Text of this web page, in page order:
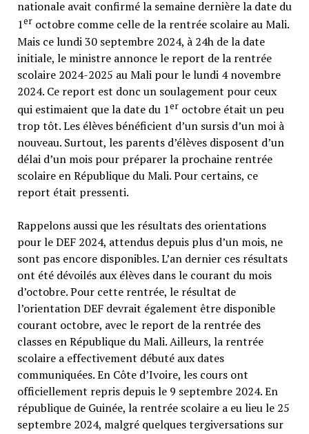
nationale avait confirmé la semaine dernière la date du
1eroctobre comme celle de la rentrée scolaire au Mali.
Mais ce lundi 30 septembre 2024, à 24h de la date
initiale, le ministre annonce le report de la rentrée
scolaire 2024-2025 au Mali pour le lundi 4 novembre
2024. Ce report est donc un soulagement pour ceux
qui estimaient que la date du 1eroctobre était un peu
trop tôt. Les élèves bénéficient d’un sursis d’un moi à
nouveau. Surtout, les parents d’élèves disposent d’un
délai d’un mois pour préparer la prochaine rentrée
scolaire en République du Mali. Pour certains, ce
report était pressenti.
Rappelons aussi que les résultats des orientations
pour le DEF 2024, attendus depuis plus d’un mois, ne
sont pas encore disponibles. L’an dernier ces résultats
ont été dévoilés aux élèves dans le courant du mois
d’octobre. Pour cette rentrée, le résultat de
l’orientation DEF devrait également être disponible
courant octobre, avec le report de la rentrée des
classes en République du Mali. Ailleurs, la rentrée
scolaire a effectivement débuté aux dates
communiquées. En Côte d’Ivoire, les cours ont
officiellement repris depuis le 9 septembre 2024. En
république de Guinée, la rentrée scolaire a eu lieu le 25
septembre 2024, malgré quelques tergiversations sur